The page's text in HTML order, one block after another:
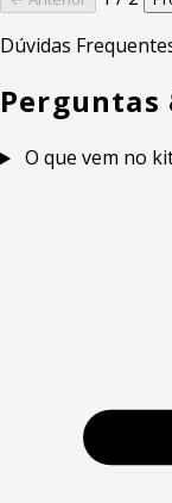
Dúvidas
Perguntas
O que vem no